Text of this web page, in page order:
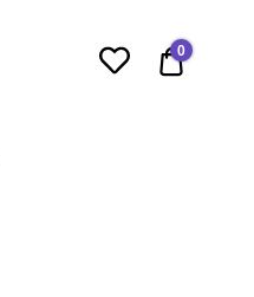
0,00 €
0